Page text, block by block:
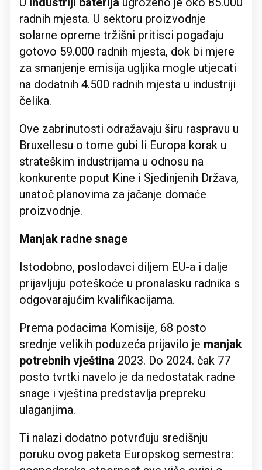
radnih mjesta. U sektoru proizvodnje
solarne opreme tržišni pritisci pogađaju
gotovo 59.000 radnih mjesta, dok bi mjere
za smanjenje emisija ugljika mogle utjecati
na dodatnih 4.500 radnih mjesta u industriji
čelika.
Ove zabrinutosti odražavaju širu raspravu u
Bruxellesu o tome gubi li Europa korak u
strateškim industrijama u odnosu na
konkurente poput Kine i Sjedinjenih Država,
unatoč planovima za jačanje domaće
proizvodnje.
Manjak radne snage
Istodobno, poslodavci diljem EU-a i dalje
prijavljuju poteškoće u pronalasku radnika s
odgovarajućim kvalifikacijama.
Prema podacima Komisije, 68 posto
srednje velikih poduzeća prijavilo je manjak
potrebnih vještina 2023. Do 2024. čak 77
posto tvrtki navelo je da nedostatak radne
snage i vještina predstavlja prepreku
ulaganjima.
Ti nalazi dodatno potvrđuju središnju
poruku ovog paketa Europskog semestra: